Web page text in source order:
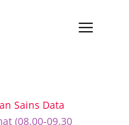
Sains Data
(08.00-09.30